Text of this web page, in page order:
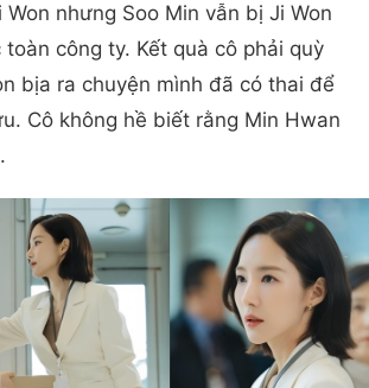
nhưng Soo Min vẫn bị Ji Won
công ty. Kết quà cô phải quỳ
bịa ra chuyện mình đã có thai để
Cô không hề biết rằng Min Hwan